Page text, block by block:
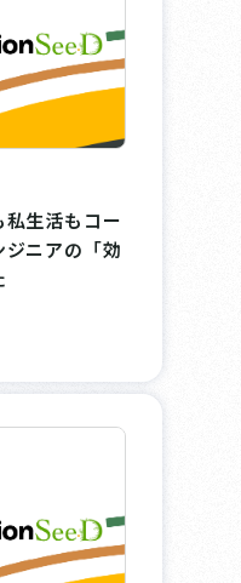
私生活もコー
ジニアの「効